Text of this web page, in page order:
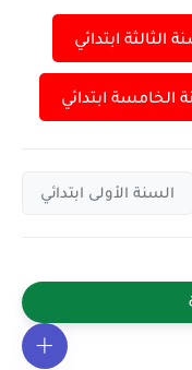
الثالثة ابتدائي
الخامسة ابتدائي
السنة الأولى ابتدائي